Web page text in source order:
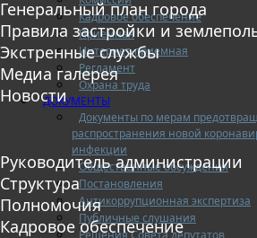
Кадровое обеспечение
Приемная
Интернет-приемная
Регламент
Охрана труда
ДОКУМЕНТЫ
Документы по мерам
распространения новой
инфекции
Общественные обсуждения
Постановления
Антикоррупционная экспертиза
Публичные слушания
Решения Совета депутатов
Генеральный план города
Правила застройки и
Экстренные службы
Медиа галерея
Новости
Руководитель администрации
Структура
Полномочия
Кадровое обеспечение